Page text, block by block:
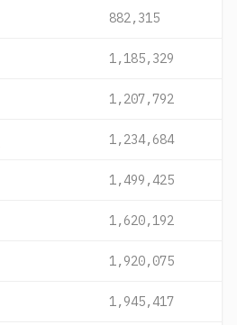
882,315
1,185,329
1,207,792
1,234,684
1,499,425
1,620,192
1,920,075
1,945,417